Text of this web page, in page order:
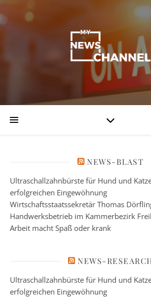
NEWS-BLAST
Ultraschallzahnbürste für Hund und
erfolgreichen Eingewöhnung
Wirtschaftsstaatssekretär Thomas
Handwerksbetrieb im Kammerbezirk
Arbeit macht Spaß oder krank
NEWS-
Ultraschallzahnbürste für Hund und
erfolgreichen Eingewöhnung